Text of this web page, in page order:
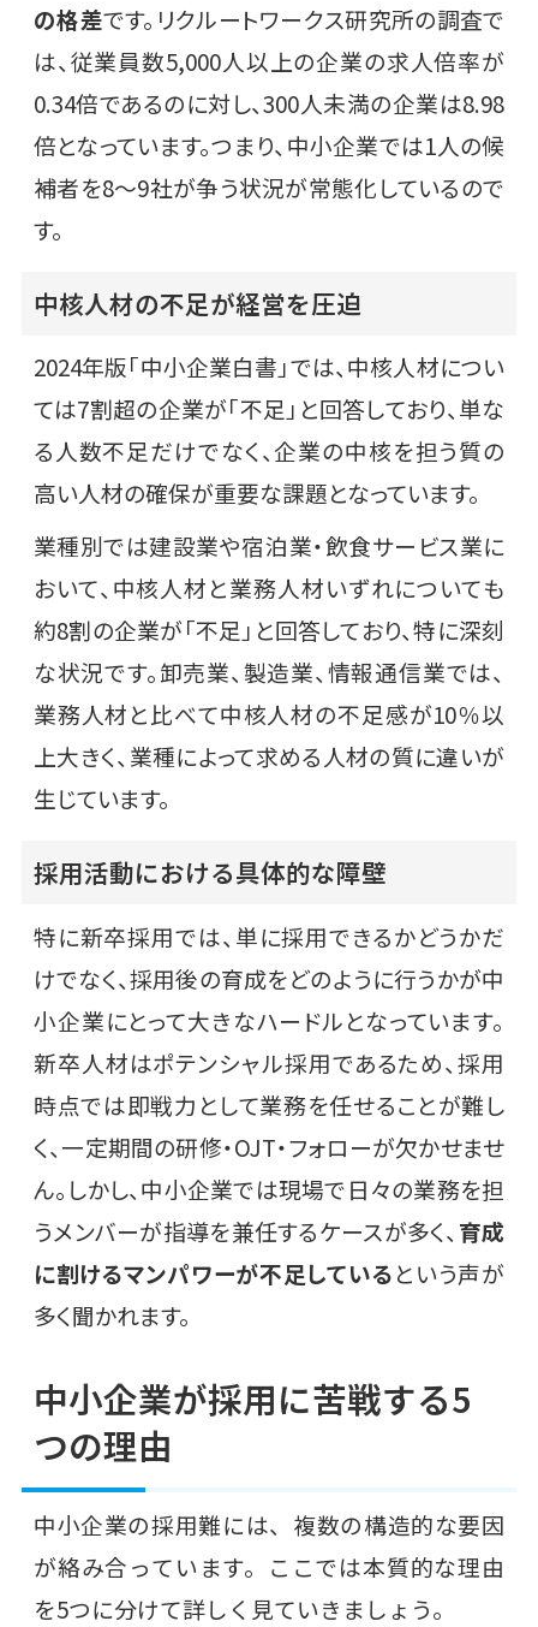
の格差です。リクルートワークス研究所の調査で
は、従業員数5,000人以上の企業の求人倍率が
0.34倍であるのに対し、300人未満の企業は8.98
倍となっています。つまり、中小企業では1人の候
補者を8〜9社が争う状況が常態化しているので
す。
中核人材の不足が経営を圧迫
2024年版「中小企業白書」では、中核人材につい
ては7割超の企業が「不足」と回答しており、単な
る人数不足だけでなく、企業の中核を担う質の
高い人材の確保が重要な課題となっています。
業種別では建設業や宿泊業・飲食サービス業に
おいて、中核人材と業務人材いずれについても
約8割の企業が「不足」と回答しており、特に深刻
な状況です。卸売業、製造業、情報通信業では、
業務人材と比べて中核人材の不足感が10％以
上大きく、業種によって求める人材の質に違いが
生じています。
採用活動における具体的な障壁
特に新卒採用では、単に採用できるかどうかだ
けでなく、採用後の育成をどのように行うかが中
小企業にとって大きなハードルとなっています。
新卒人材はポテンシャル採用であるため、採用
時点では即戦力として業務を任せることが難し
く、一定期間の研修・OJT・フォローが欠かせませ
ん。しかし、中小企業では現場で日々の業務を担
うメンバーが指導を兼任するケースが多く、 育成
に割けるマンパワーが不足しているという声が
多く聞かれます。
中小企業が採用に苦戦する5
つの理由
中小企業の採用難には、複数の構造的な要因
が絡み合っています。ここでは本質的な理由
を5つに分けて詳しく見ていきましょう。